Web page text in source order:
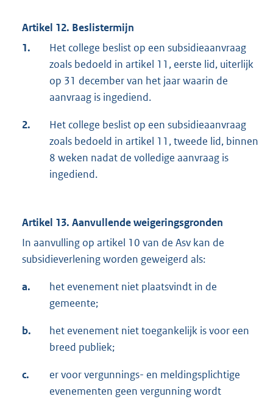
Artikel 12. Beslistermijn
1.
Het college beslist op een subsidieaanvraag
zoals bedoeld in artikel 11, eerste lid, uiterlijk
op 31 december van het jaar waarin de
aanvraag is ingediend.
2.
Het college beslist op een subsidieaanvraag
zoals bedoeld in artikel 11, tweede lid, binnen
8 weken nadat de volledige aanvraag is
ingediend.
Artikel 13. Aanvullende weigeringsgronden
In aanvulling op artikel 10 van de Asv kan de
subsidieverlening worden geweigerd als:
a.
het evenement niet plaatsvindt in de
gemeente;
b.
het evenement niet toegankelijk is voor een
breed publiek;
c.
er voor vergunnings- en meldingsplichtige
evenementen geen vergunning wordt